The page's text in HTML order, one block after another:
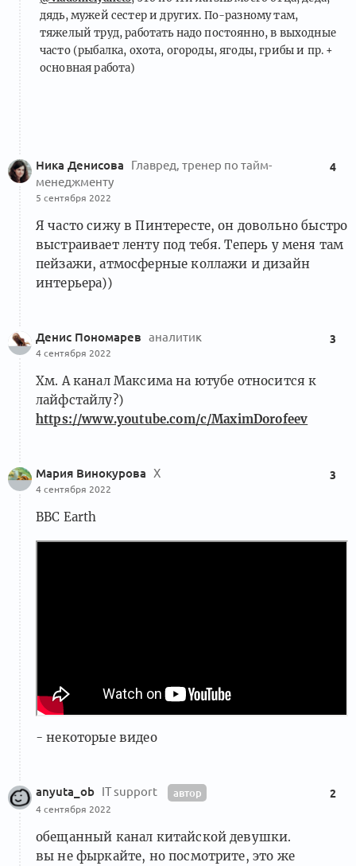
дядь, мужей сестер и других. По-разному там,
тяжелый труд, работать надо постоянно, в выходные
часто (рыбалка, охота, огороды, ягоды, грибы и пр. +
основная работа)
Ника Денисова
Главред, тренер по тайм-
менеджменту
5 сентября 2022
4
Я часто сижу в Пинтересте, он довольно быстро
выстраивает ленту под тебя. Теперь у меня там
пейзажи, атмосферные коллажи и дизайн
интерьера))
Денис Пономарев аналитик
4 сентября 2022
3
Хм. А канал Максима на ютубе относится к
лайфстайлу?)
https://www.youtube.com/c/MaximDorofeev
Мария Винокурова Х
4 сентября 2022
3
BBC Earth
- некоторые видео
anyuta_ob IT support автор
4 сентября 2022
2
обещанный канал китайской девушки.
вы не фыркайте, но посмотрите, это же